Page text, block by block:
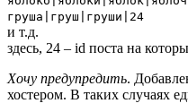
груша|груш|груши|24
и т.д.
здесь, 24 – id поста на
Хочу предупредить.
хостером. В таких случаях